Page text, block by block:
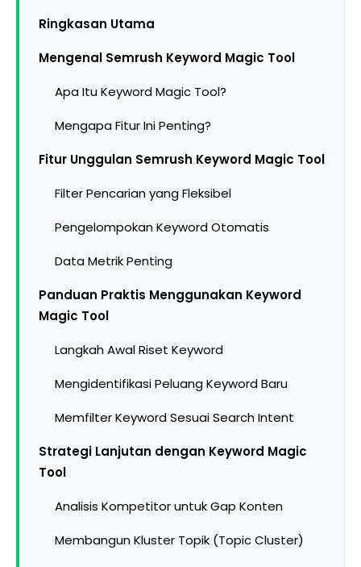
Ringkasan Utama
Mengenal Semrush Keyword Magic Tool
Apa Itu Keyword Magic Tool?
Mengapa Fitur Ini Penting?
Fitur Unggulan Semrush Keyword Magic Tool
Filter Pencarian yang Fleksibel
Pengelompokan Keyword Otomatis
Data Metrik Penting
Panduan Praktis Menggunakan Keyword
Magic Tool
Langkah Awal Riset Keyword
Mengidentifikasi Peluang Keyword Baru
Memfilter Keyword Sesuai Search Intent
Strategi Lanjutan dengan Keyword Magic
Tool
Analisis Kompetitor untuk Gap Konten
Membangun Kluster Topik (Topic Cluster)